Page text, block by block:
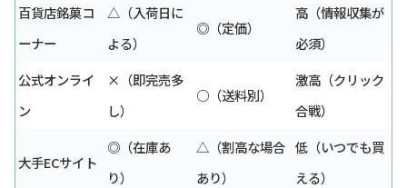
百貨店銘菓コ
ーナー
△（入荷日に
よる）
◎（定価）
高（情報収集が
必須）
公式オンライ
ン
×（即完売多
し）
○（送料別）
激高（クリック
合戦）
大手ECサイト
◎（在庫あ
り）
△（割高な場合
あり）
低（いつでも買
える）